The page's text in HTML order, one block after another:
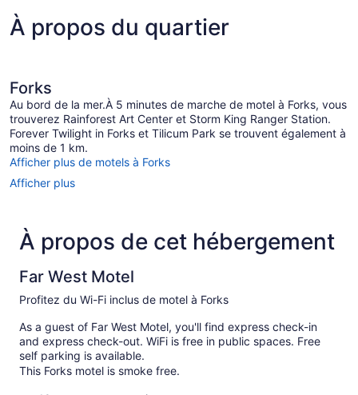
réfrigérateur
et
micro-
ondes
grand
four
micro-
ondes
À propos du quartier
Forks
Au bord de la mer.À 5 minutes de marche de motel à Forks, vous
trouverez Rainforest Art Center et Storm King Ranger Station.
Forever Twilight in Forks et Tilicum Park se trouvent également à
moins de 1 km.
Afficher plus de motels à Forks
Afficher plus
À propos de cet hébergement
Far West Motel
Profitez du Wi-Fi inclus de motel à Forks
As a guest of Far West Motel, you'll find express check-in
and express check-out. WiFi is free in public spaces. Free
self parking is available.
This Forks motel is smoke free.